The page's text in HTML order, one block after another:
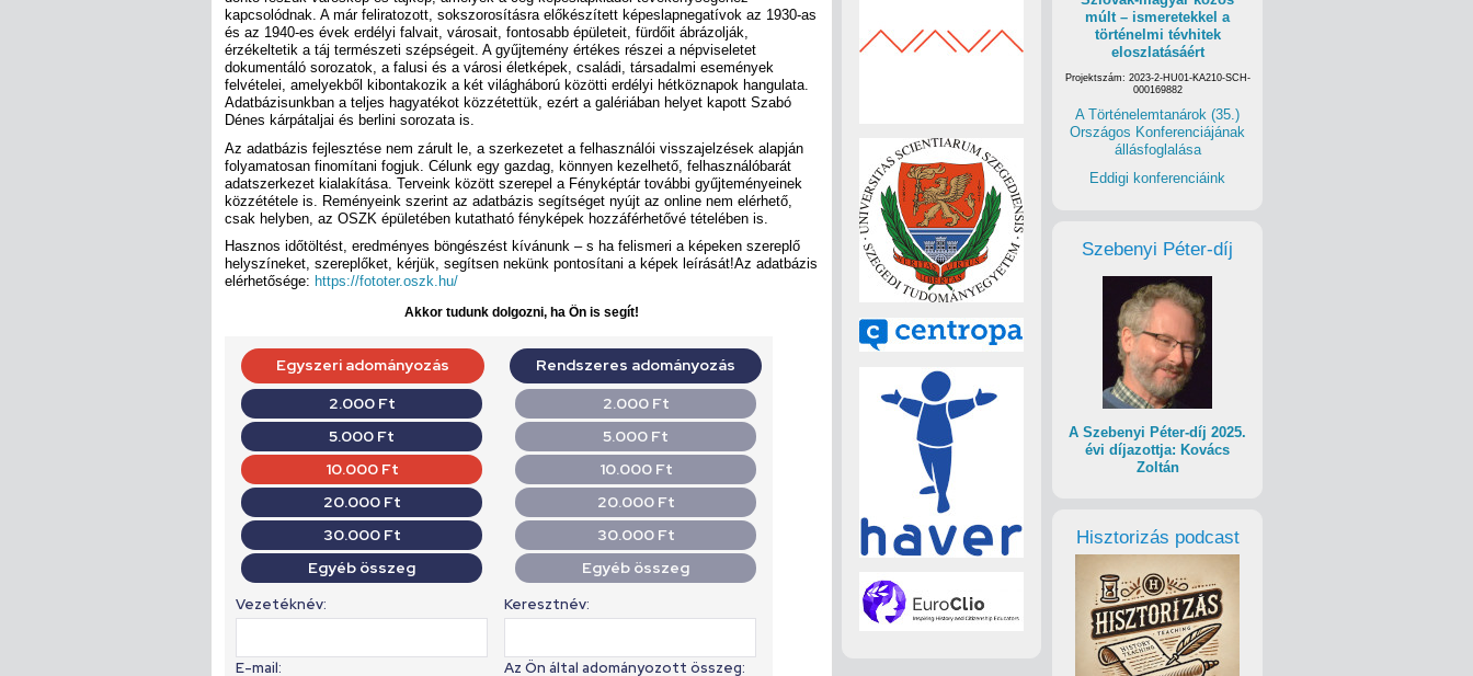
kapcsolódnak. A már feliratozott, sokszorosításra előkészített képeslapnegatívok az 1930-as
és az 1940-es évek erdélyi falvait, városait, fontosabb épületeit, fürdőit ábrázolják,
érzékeltetik a táj természeti szépségeit. A gyűjtemény értékes részei a népviseletet
dokumentáló sorozatok, a falusi és a városi életképek, családi, társadalmi események
felvételei, amelyekből kibontakozik a két világháború közötti erdélyi hétköznapok hangulata.
Adatbázisunkban a teljes hagyatékot közzétettük, ezért a galériában helyet kapott Szabó
Dénes kárpátaljai és berlini sorozata is.
Az adatbázis fejlesztése nem zárult le, a szerkezetet a felhasználói visszajelzések alapján
folyamatosan finomítani fogjuk. Célunk egy gazdag, könnyen kezelhető, felhasználóbarát
adatszerkezet kialakítása. Terveink között szerepel a Fényképtár további gyűjteményeinek
közzététele is. Reményeink szerint az adatbázis segítséget nyújt az online nem elérhető,
csak helyben, az OSZK épületében kutatható fényképek hozzáférhetővé tételében is.
Hasznos időtöltést, eredményes böngészést kívánunk – s ha felismeri a képeken szereplő
helyszíneket, szereplőket, kérjük, segítsen nekünk pontosítani a képek leírását!Az adatbázis
elérhetősége: https://fototer.oszk.hu/
Akkor tudunk dolgozni, ha Ön is segít!
múlt – ismeretekkel a
történelmi tévhitek
eloszlatásáért
Projektszám: 2023-2-HU01-KA210-SCH-
000169882
A Történelemtanárok (35.)
Országos Konferenciájának
állásfoglalása
Eddigi konferenciáink
Szebenyi Péter-díj
A Szebenyi Péter-díj 2025.
évi díjazottja: Kovács
Zoltán
Hisztorizás podcast